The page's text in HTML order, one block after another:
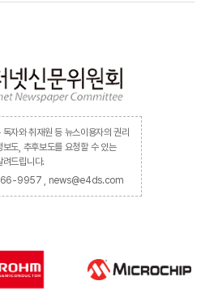
독자와 취재원 등 뉴스이용자의 권리
도, 추후보도를 요청할 수 있는
려드립니다.
9957 , news@e4ds.com